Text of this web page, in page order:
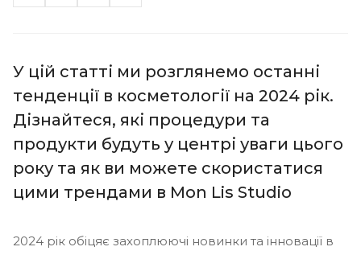
У цій статті ми розглянемо останні
тенденції в косметології на 2024 рік.
Дізнайтеся, які процедури та
продукти будуть у центрі уваги цього
року та як ви можете скористатися
цими трендами в Mon Lis Studio
2024 рік обіцяє захоплюючі новинки та інновації в